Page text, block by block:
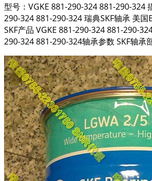
型号：VGKE 881-290-324 881-290-324
290-324 881-290-324 瑞典SKF轴承 美国
SKF产品 VGKE 881-290-324 881-290-
290-324 881-290-324轴承参数 SKF轴承